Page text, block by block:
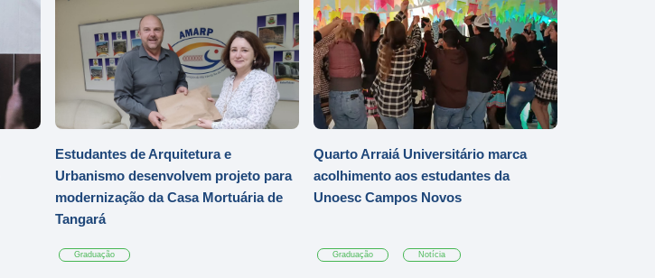
Estudantes de Arquitetura e
Urbanismo desenvolvem projeto para
modernização da Casa Mortuária de
Tangará
Graduação
Quarto Arraiá Universitário marca
acolhimento aos estudantes da
Unoesc Campos Novos
Graduação Notícia